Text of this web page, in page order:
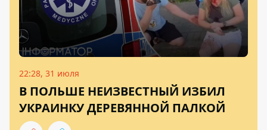
22:28, 31 июля
В ПОЛЬШЕ НЕИЗВЕСТНЫЙ ИЗБИЛ
УКРАИНКУ ДЕРЕВЯННОЙ ПАЛКОЙ